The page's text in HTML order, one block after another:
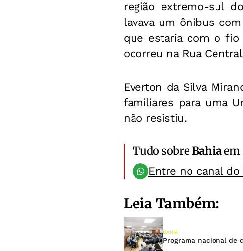
região extremo-sul
lavava um ônibus
que estaria com o fio
ocorreu na Rua
Everton da Silva
familiares para uma
não resistiu.
Tudo sobreBahiaem
Entre no canal do
Leia Também:
BAHIA
Programa nacional de